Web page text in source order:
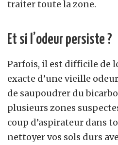
traiter toute la zone.
Et si l’odeur persiste ?
Parfois, il est difficile de
exacte d’une vieille
de saupoudrer du
plusieurs zones
coup d’aspirateur dans
nettoyer vos sols durs